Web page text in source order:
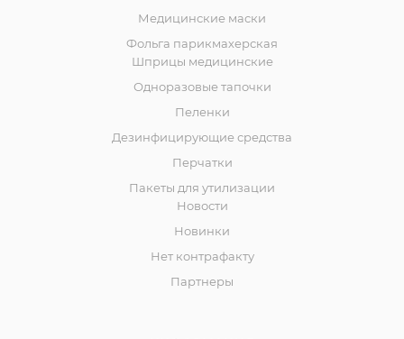
Медицинские маски
Фольга парикмахерская
Шприцы медицинские
Одноразовые тапочки
Пеленки
Дезинфицирующие средства
Перчатки
Пакеты для утилизации
Новости
Новинки
Нет контрафакту
Партнеры